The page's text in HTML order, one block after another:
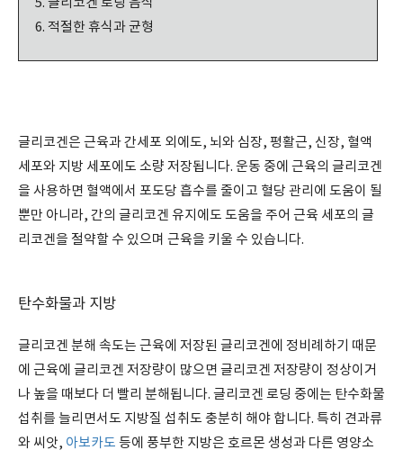
글리코겐 로딩 음식
적절한 휴식과 균형
글리코겐은 근육과 간세포 외에도, 뇌와 심장, 평활근, 신장, 혈액
세포와 지방 세포에도 소량 저장됩니다. 운동 중에 근육의 글리코겐
을 사용하면 혈액에서 포도당 흡수를 줄이고 혈당 관리에 도움이 될
뿐만 아니라, 간의 글리코겐 유지에도 도움을 주어 근육 세포의 글
리코겐을 절약할 수 있으며 근육을 키울 수 있습니다.
탄수화물과 지방
글리코겐 분해 속도는 근육에 저장된 글리코겐에 정비례하기 때문
에 근육에 글리코겐 저장량이 많으면 글리코겐 저장량이 정상이거
나 높을 때보다 더 빨리 분해됩니다. 글리코겐 로딩 중에는 탄수화물
섭취를 늘리면서도 지방질 섭취도 충분히 해야 합니다. 특히 견과류
와 씨앗, 아보카도 등에 풍부한 지방은 호르몬 생성과 다른 영양소